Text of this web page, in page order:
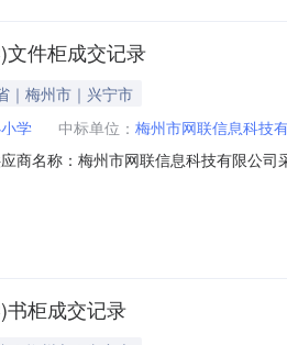
文件柜成交记录
｜梅州市｜兴宁市
学 中标单位： 梅州市网联信息科技
商名称：梅州市网联信息科技有限公
书柜成交记录